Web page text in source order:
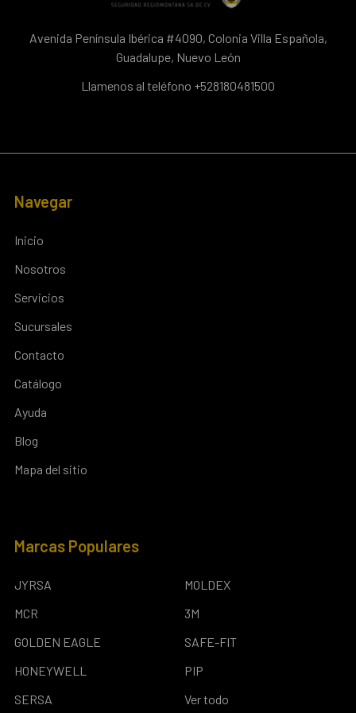
Avenida Península Ibérica #4090, Colonia Villa Española,
Guadalupe, Nuevo León
Llamenos al teléfono +528180481500
Navegar
Inicio
Nosotros
Servicios
Sucursales
Contacto
Catálogo
Ayuda
Blog
Mapa del sitio
Marcas Populares
JYRSA
MCR
GOLDEN EAGLE
HONEYWELL
SERSA
MOLDEX
3M
SAFE-FIT
PIP
Ver todo